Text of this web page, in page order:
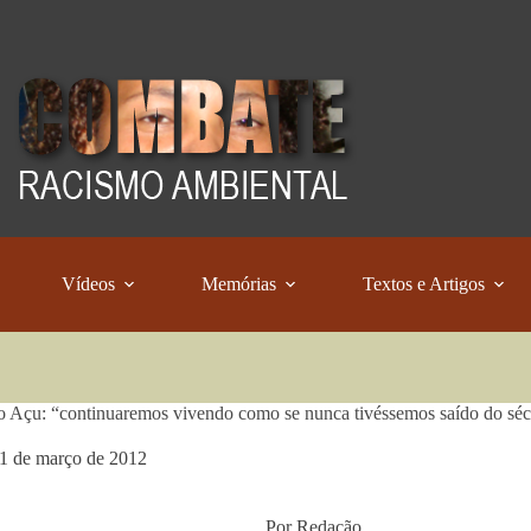
Vídeos Memórias Textos e Artigos
Açu: “continuaremos vivendo como se nunca tivéssemos saído do
de março de 2012
Por Redação